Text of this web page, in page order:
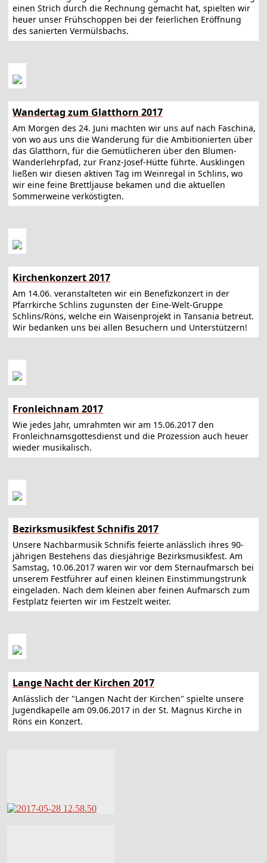
einen Strich durch die Rechnung gemacht hat, spielten wir
heuer unser Frühschoppen bei der feierlichen Eröffnung
des sanierten Vermülsbachs.
Wandertag zum Glatthorn 2017
Am Morgen des 24. Juni machten wir uns auf nach Faschina,
von wo aus uns die Wanderung für die Ambitionierten über
das Glatthorn, für die Gemütlicheren über den Blumen-
Wanderlehrpfad, zur Franz-Josef-Hütte führte. Ausklingen
ließen wir diesen aktiven Tag im Weinregal in Schlins, wo
wir eine feine Brettljause bekamen und die aktuellen
Sommerweine verköstigten.
Kirchenkonzert 2017
Am 14.06. veranstalteten wir ein Benefizkonzert in der
Pfarrkirche Schlins zugunsten der Eine-Welt-Gruppe
Schlins/Röns, welche ein Waisenprojekt in Tansania betreut.
Wir bedanken uns bei allen Besuchern und Unterstützern!
Fronleichnam 2017
Wie jedes Jahr, umrahmten wir am 15.06.2017 den
Fronleichnamsgottesdienst und die Prozession auch heuer
wieder musikalisch.
Bezirksmusikfest Schnifis 2017
Unsere Nachbarmusik Schnifis feierte anlässlich ihres 90-
jährigen Bestehens das diesjährige Bezirksmusikfest. Am
Samstag, 10.06.2017 waren wir vor dem Sternaufmarsch bei
unserem Festführer auf einen kleinen Einstimmungstrunk
eingeladen. Nach dem kleinen aber feinen Aufmarsch zum
Festplatz feierten wir im Festzelt weiter.
Lange Nacht der Kirchen 2017
Anlässlich der "Langen Nacht der Kirchen" spielte unsere
Jugendkapelle am 09.06.2017 in der St. Magnus Kirche in
Röns ein Konzert.